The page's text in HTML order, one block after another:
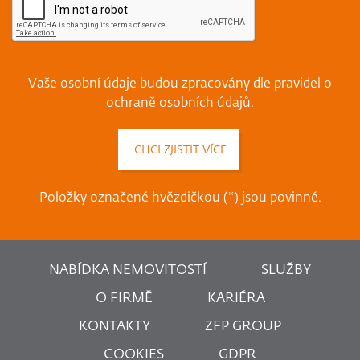
Vaše osobní údaje budou zpracovány dle pravidel o
ochraně osobních údajů.
Položky označené hvězdičkou (*) jsou povinné.
NABÍDKA NEMOVITOSTÍ SLUŽBY
O FIRMĚ KARIÉRA
KONTAKTY ZFP GROUP
COOKIES GDPR